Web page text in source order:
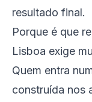
resultado final.
Porque é que
Lisboa exige
Quem entra
construída nos